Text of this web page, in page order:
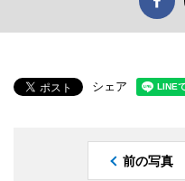
シェア
前の写真